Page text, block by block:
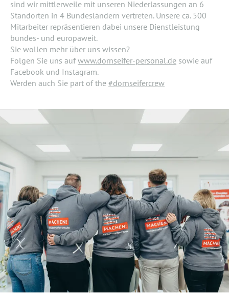
sind wir mittlerweile mit unseren Niederlassungen an 6
Standorten in 4 Bundesländern vertreten. Unsere ca. 500
Mitarbeiter repräsentieren dabei unsere Dienstleistung
bundes- und europaweit.
Sie wollen mehr über uns wissen?
Folgen Sie uns aufwww.dornseifer-personal.de sowie auf
Facebook und Instagram.
Werden auch Sie part of the #dornseifercrew